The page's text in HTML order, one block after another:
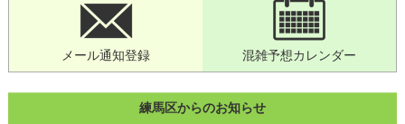
メール通知登録 混雑予想カレンダー
練馬区からのお知らせ